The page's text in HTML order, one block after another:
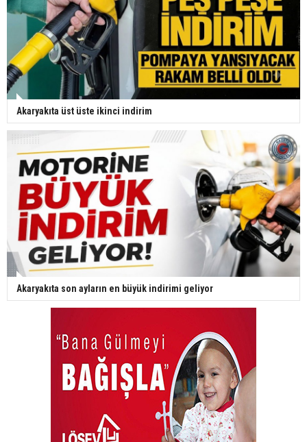
Akaryakıta üst üste ikinci indirim
Akaryakıta son ayların en büyük indirimi geliyor